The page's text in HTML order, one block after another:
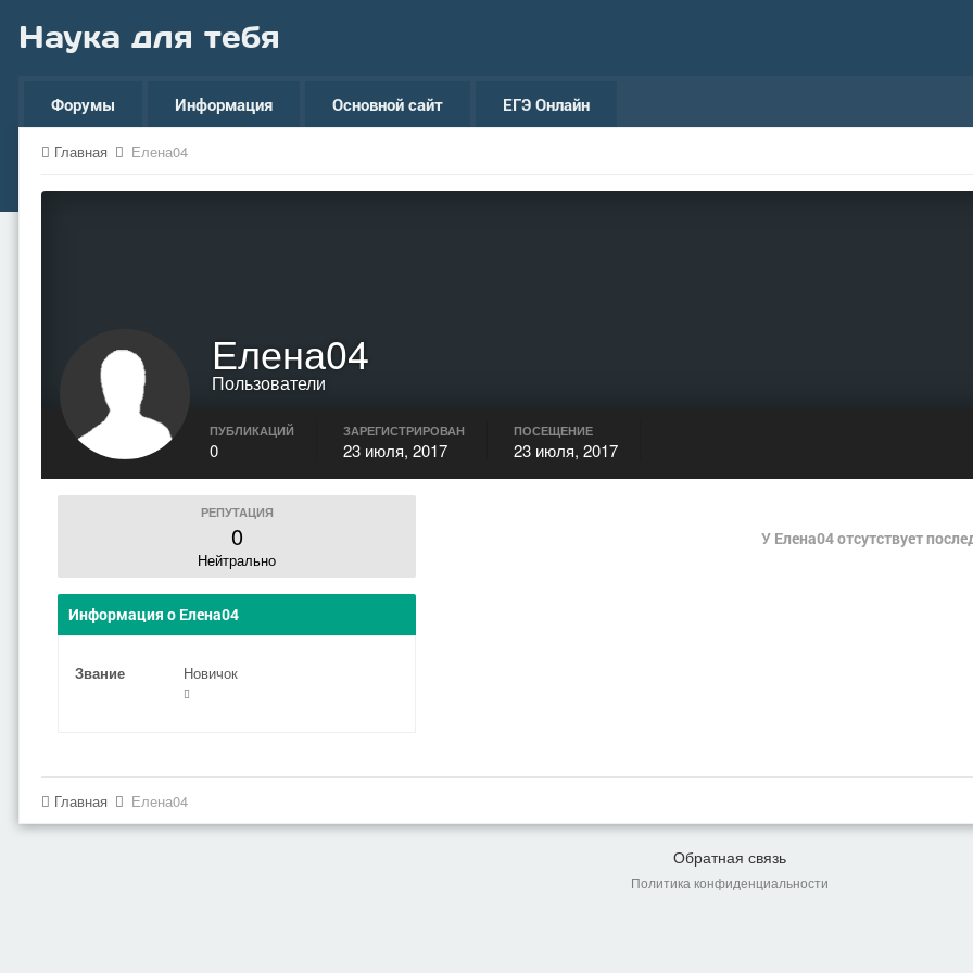
Наука для тебя
Форумы Информация Основной сайт ЕГЭ Онлайн
Главная Елена04
Елена04
Пользователи
ПУБЛИКАЦИЙ
0
ЗАРЕГИСТРИРОВАН
23 июля, 2017
ПОСЕЩЕНИЕ
23 июля, 2017
РЕПУТАЦИЯ
0
Нейтрально
Информация о Елена04
Звание Новичок
У Елена04 отсутствует
Главная Елена04
Обратная связь
Политика конфиденциальности